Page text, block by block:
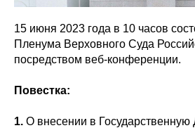
15 июня 2023 года в 10 часов
Пленума Верховного Суда
посредством веб-конференции.
Повестка:
1. О внесении в